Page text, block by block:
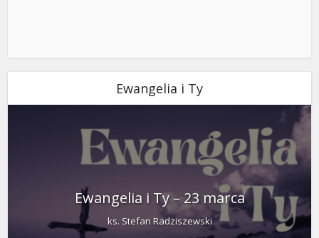
Ewangelia i Ty
Ewangelia i Ty – 23 marca
ks. Stefan Radziszewski